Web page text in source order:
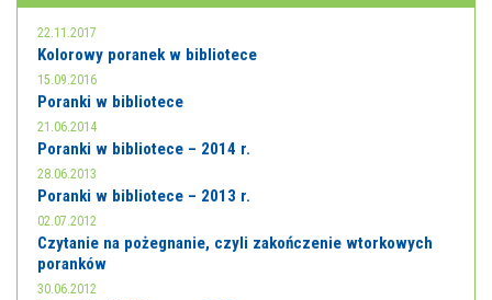
22.11.2017
Kolorowy poranek w bibliotece
15.09.2016
Poranki w bibliotece
21.06.2014
Poranki w bibliotece – 2014 r.
28.06.2013
Poranki w bibliotece – 2013 r.
02.07.2012
Czytanie na pożegnanie, czyli zakończenie wtorkowych
poranków
30.06.2012